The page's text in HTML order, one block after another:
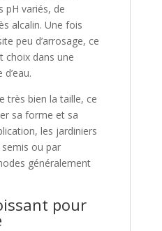
pH variés, de
alcalin. Une fois
peu d’arrosage, ce
choix dans une
très bien la taille, ce
sa forme et sa
les jardiniers
ou par
généralement
pour